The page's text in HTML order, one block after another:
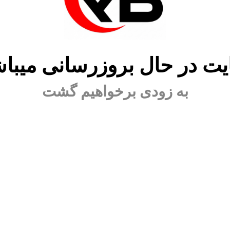
در حال بروزرسانی
به زودی برخواهیم گشت